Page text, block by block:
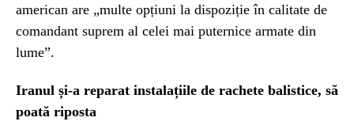
american are „multe opțiuni la dispoziție în calitate de
comandant suprem al celei mai puternice armate din
lume”.
Iranul și-a reparat instalațiile de rachete balistice, să
poată riposta